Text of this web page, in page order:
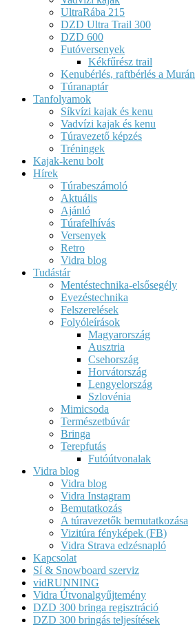
UltraRába 215
DZD Ultra Trail 300
DZD 600
Futóversenyek
Kékfűrész trail
Kenubérlés, raftbérlés a Murán
Túranaptár
Tanfolyamok
Síkvízi kajak és kenu
Vadvízi kajak és kenu
Túravezető képzés
Tréningek
Kajak-kenu bolt
Hírek
Túrabeszámoló
Aktuális
Ajánló
Túrafelhívás
Versenyek
Retro
Vidra blog
Tudástár
Mentéstechnika-elsősegély
Evezéstechnika
Felszerelések
Folyóleírások
Magyarország
Ausztria
Csehország
Horvátország
Lengyelország
Szlovénia
Mimicsoda
Természetbúvár
Bringa
Terepfutás
Futóútvonalak
Vidra blog
Vidra blog
Vidra Instagram
Bemutatkozás
A túravezetők bemutatkozása
Vizitúra fényképek (FB)
Vidra Strava edzésnapló
Kapcsolat
Sí & Snowboard szerviz
vidRUNNING
Vidra Útvonalgyűjtemény
DZD 300 bringa regisztráció
DZD 300 bringás teljesítések